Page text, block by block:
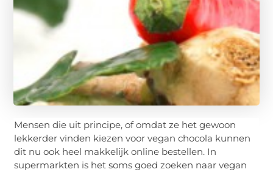
Mensen die uit principe, of omdat ze het gewoon
lekkerder vinden kiezen voor vegan chocola kunnen
dit nu ook heel makkelijk online bestellen. In
supermarkten is het soms goed zoeken naar vegan